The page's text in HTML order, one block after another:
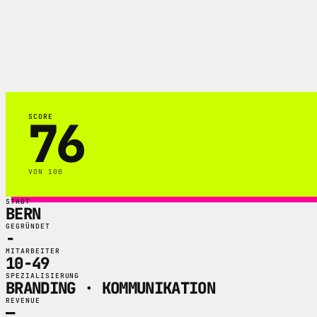
SCORE
76
VON 100
STADT
BERN
GEGRÜNDET
-
MITARBEITER
10-49
SPEZIALISIERUNG
BRANDING · KOMMUNIKATION
REVENUE
—